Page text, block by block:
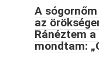
A
az
Ránéztem
mondtam: